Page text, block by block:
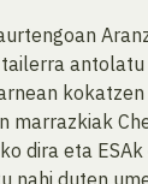
antolatu
kokatzen
marrazkiak
dira eta